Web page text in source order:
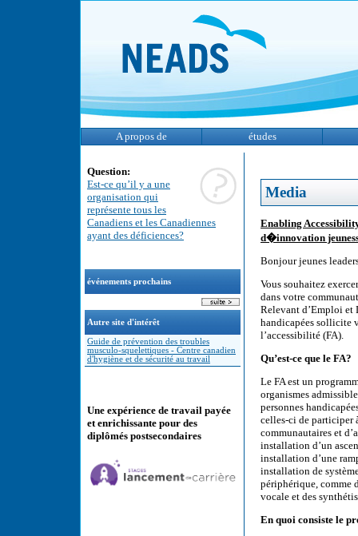
A propos de études
Question:
Est-ce qu’il y a une
organisation qui
représente tous les
Canadiens et les Canadiennes
ayant des déficiences?
événements prochains
Autre site d'intérêt
Guide de prévention des troubles
musculo-squelettiques - Centre canadien
d'hygiène et de sécurité au travail
Une expérience de travail payée
et enrichissante pour des
diplômés postsecondaires
Media
Enabling
d�innovation
Bonjour jeunes
Vous souhaitez
dans votre
Relevant d’Emploi et
handicapées sollicite
l’accessibilité (FA).
Qu’est-ce que le FA?
Le FA est un
organismes
personnes
celles-ci de participer
communautaires et
installation d’un
installation d’une
installation de
périphérique, comme
vocale et des
En quoi consiste le